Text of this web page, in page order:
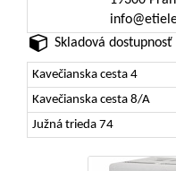
Skladová
Kavečianska cesta 4
Kavečianska cesta 8/A
Južná trieda 74